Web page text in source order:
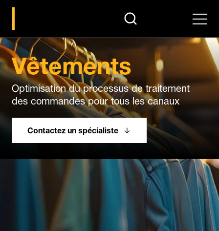
search Menu
Vêtements
Optimisation du processus de traitement
des commandes pour tous les canaux
Contactez un spécialiste